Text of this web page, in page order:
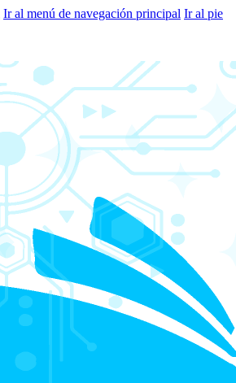
Ir al menú de navegación principal Ir al pie